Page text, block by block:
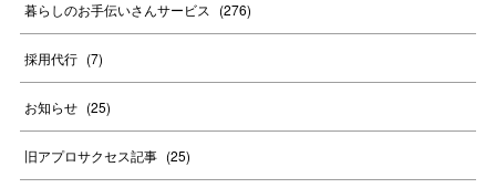
暮らしのお手伝いさんサービス (276)
採用代行 (7)
お知らせ (25)
旧アプロサクセス記事 (25)